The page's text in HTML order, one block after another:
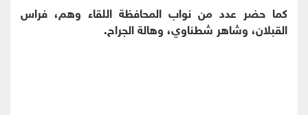
كما حضر عدد من نواب المحافظة اللقاء وهم، فراس
القبلان، وشاهر شطناوي، وهالة الجراح.